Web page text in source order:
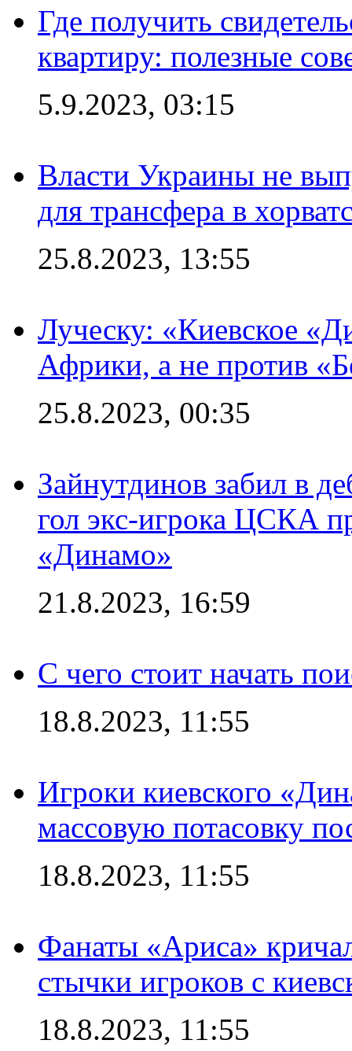
Где получить
квартиру: полезные
5.9.2023, 03:15
Власти Украины не
для трансфера в
25.8.2023, 13:55
Луческу: «Киевское
Африки, а не против
25.8.2023, 00:35
Зайнутдинов забил в
гол экс-игрока ЦСКА
«Динамо»
21.8.2023, 16:59
С чего стоит начать
18.8.2023, 11:55
Игроки киевского
массовую потасовку
18.8.2023, 11:55
Фанаты «Ариса»
стычки игроков с
18.8.2023, 11:55